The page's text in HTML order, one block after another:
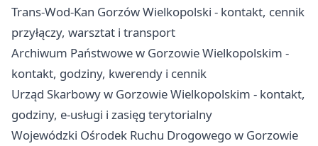
Trans-Wod-Kan Gorzów Wielkopolski - kontakt, cennik
przyłączy, warsztat i transport
Archiwum Państwowe w Gorzowie Wielkopolskim -
kontakt, godziny, kwerendy i cennik
Urząd Skarbowy w Gorzowie Wielkopolskim - kontakt,
godziny, e-usługi i zasięg terytorialny
Wojewódzki Ośrodek Ruchu Drogowego w Gorzowie